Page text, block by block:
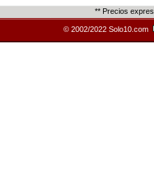
** Precios
© 2002/2022 Solo10.com